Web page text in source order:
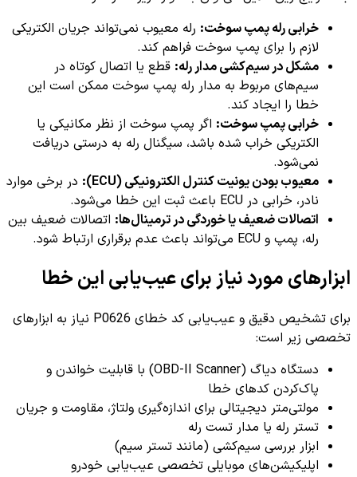
خرابی رله پمپ سوخت: رله معیوب نمی‌تواند جریان الکتریکی
لازم را برای پمپ سوخت فراهم کند.
مشکل در سیم‌کشی مدار رله: قطع یا اتصال کوتاه در
سیم‌های مربوط به مدار رله پمپ سوخت ممکن است این
خطا را ایجاد کند.
خرابی پمپ سوخت: اگر پمپ سوخت از نظر مکانیکی یا
الکتریکی خراب شده باشد، سیگنال رله به درستی دریافت
نمی‌شود.
معیوب بودن یونیت کنترل الکترونیکی (ECU):
در برخی موارد
نادر، خرابی در ECU باعث ثبت این خطا می‌شود.
اتصالات ضعیف یا خوردگی در ترمینال‌ها: اتصالات ضعیف بین
رله، پمپ و ECU می‌تواند باعث عدم برقراری ارتباط شود.
ابزارهای مورد نیاز برای عیب‌یابی این خطا
برای تشخیص دقیق و عیب‌یابی کد خطای P0626 نیاز به ابزارهای
تخصصی زیر است:
دستگاه دیاگ (OBD-II Scanner) با قابلیت خواندن و
پاک‌کردن کدهای خطا
مولتی‌متر دیجیتالی برای اندازه‌گیری ولتاژ، مقاومت و جریان
تستر رله یا مدار تست رله
ابزار بررسی سیم‌کشی (مانند تستر سیم)
اپلیکیشن‌های موبایلی تخصصی عیب‌یابی خودرو